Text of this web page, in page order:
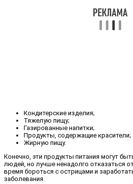
Кондитерские изделия;
Тяжелую пищу;
Газированные напитки;
Продукты, содержащие красители;
Жирную пищу.
Конечно, эти продукты питания могут
людей, но лучше ненадолго отказаться
время бороться с острицами и
заболевания.